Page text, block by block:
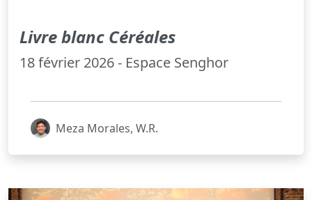
Livre blanc Céréales
18 février 2026 - Espace Senghor
Meza Morales, W.R.